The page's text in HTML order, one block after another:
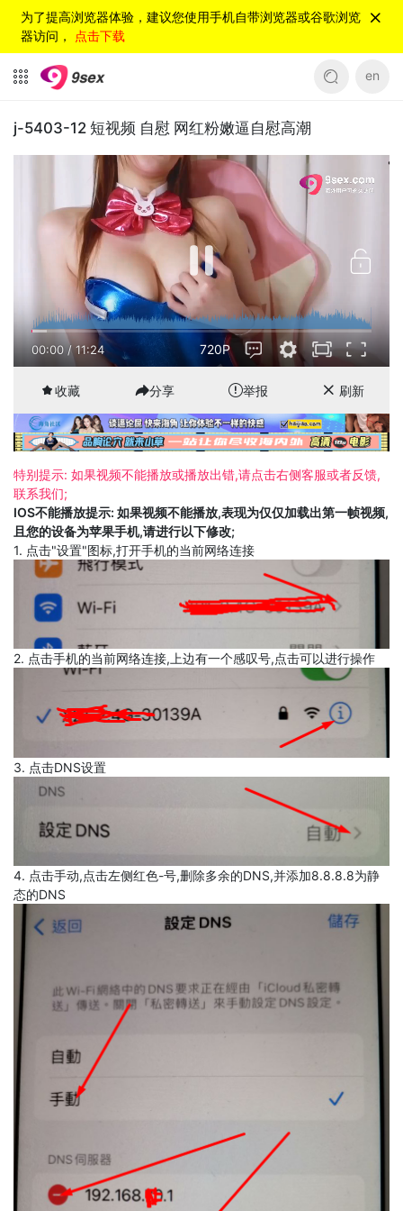
为了提高浏览器体验，建议您使用手机自带浏览器或谷歌浏览
器访问， 点击下载
en
j-5403-12 短视频 自慰 网红粉嫩逼自慰高潮
00:00/11:24 720P
收藏 分享 举报 刷新
特别提示: 如果视频不能播放或播放出错,请点击右侧客服或者反馈,
联系我们;
IOS不能播放提示: 如果视频不能播放,表现为仅仅加载出第一帧视频,
且您的设备为苹果手机,请进行以下修改;
1. 点击"设置"图标,打开手机的当前网络连接
2. 点击手机的当前网络连接,上边有一个感叹号,点击可以进行操作
3. 点击DNS设置
4. 点击手动,点击左侧红色-号,删除多余的DNS,并添加8.8.8.8为静
态的DNS